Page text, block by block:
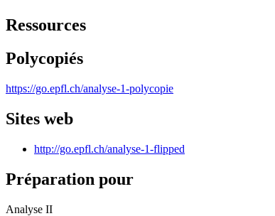
Ressources
Polycopiés
https://go.epfl.ch/analyse-1-polycopie
Sites web
http://go.epfl.ch/analyse-1-flipped
Préparation pour
Analyse II